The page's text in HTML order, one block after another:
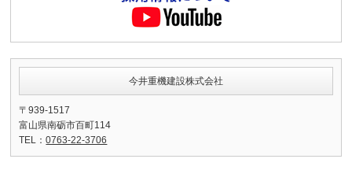
今井重機建設株式会社
〒939-1517
富山県南砺市百町114
TEL：0763-22-3706